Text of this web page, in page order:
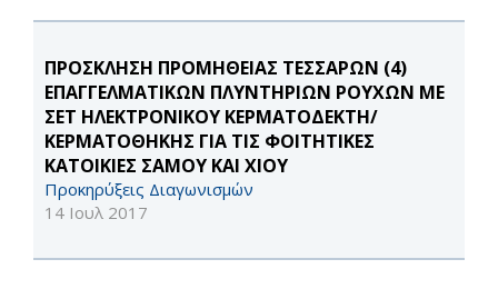
ΠΡΟΣΚΛΗΣΗ ΠΡΟΜΗΘΕΙΑΣ ΤΕΣΣΑΡΩΝ (4)
ΕΠΑΓΓΕΛΜΑΤΙΚΩΝ ΠΛΥΝΤΗΡΙΩΝ ΡΟΥΧΩΝ ΜΕ
ΣΕΤ ΗΛΕΚΤΡΟΝΙΚΟΥ ΚΕΡΜΑΤΟΔΕΚΤΗ/
ΚΕΡΜΑΤΟΘΗΚΗΣ ΓΙΑ ΤΙΣ ΦΟΙΤΗΤΙΚΕΣ
ΚΑΤΟΙΚΙΕΣ ΣΑΜΟΥ ΚΑΙ ΧΙΟΥ
Προκηρύξεις Διαγωνισμών
14 Ιουλ 2017